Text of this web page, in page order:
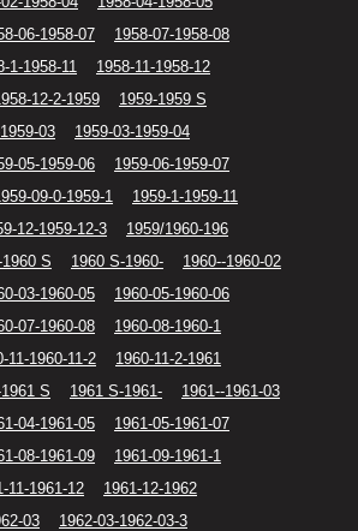
06-1958-07
1958-07-1958-08
1-1958-11
1958-11-1958-12
12-2-1959
1959-1959 S
03
1959-03-1959-04
05-1959-06
1959-06-1959-07
09-0-1959-1
1959-1-1959-11
12-1959-12-3
1959/1960-196
S 1960 S-1960-
1960--1960-02
03-1960-05
1960-05-1960-06
07-1960-08
1960-08-1960-1
11-1960-11-2
1960-11-2-1961
S 1961 S-1961-
1961--1961-03
04-1961-05
1961-05-1961-07
08-1961-09
1961-09-1961-1
11-1961-12
1961-12-1962
03
1962-03-1962-03-3